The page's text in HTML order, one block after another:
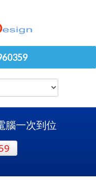
腦一次到位